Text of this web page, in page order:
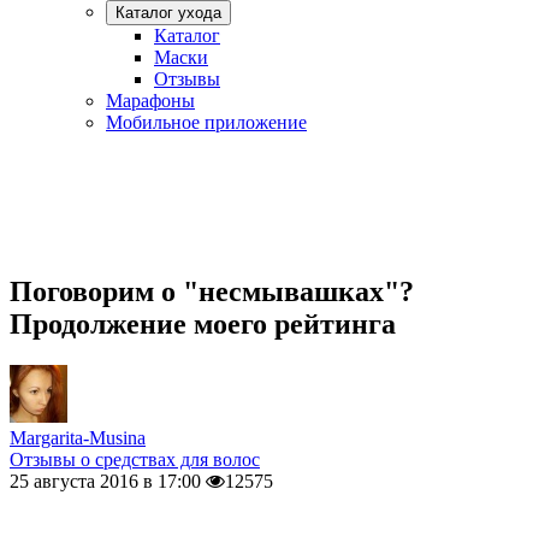
Каталог ухода
Каталог
Маски
Отзывы
Марафоны
Мобильное приложение
Поговорим о "несмывашках"?
Продолжение моего рейтинга
Margarita-Musina
Отзывы о средствах для волос
25 августа 2016 в 17:00
12575